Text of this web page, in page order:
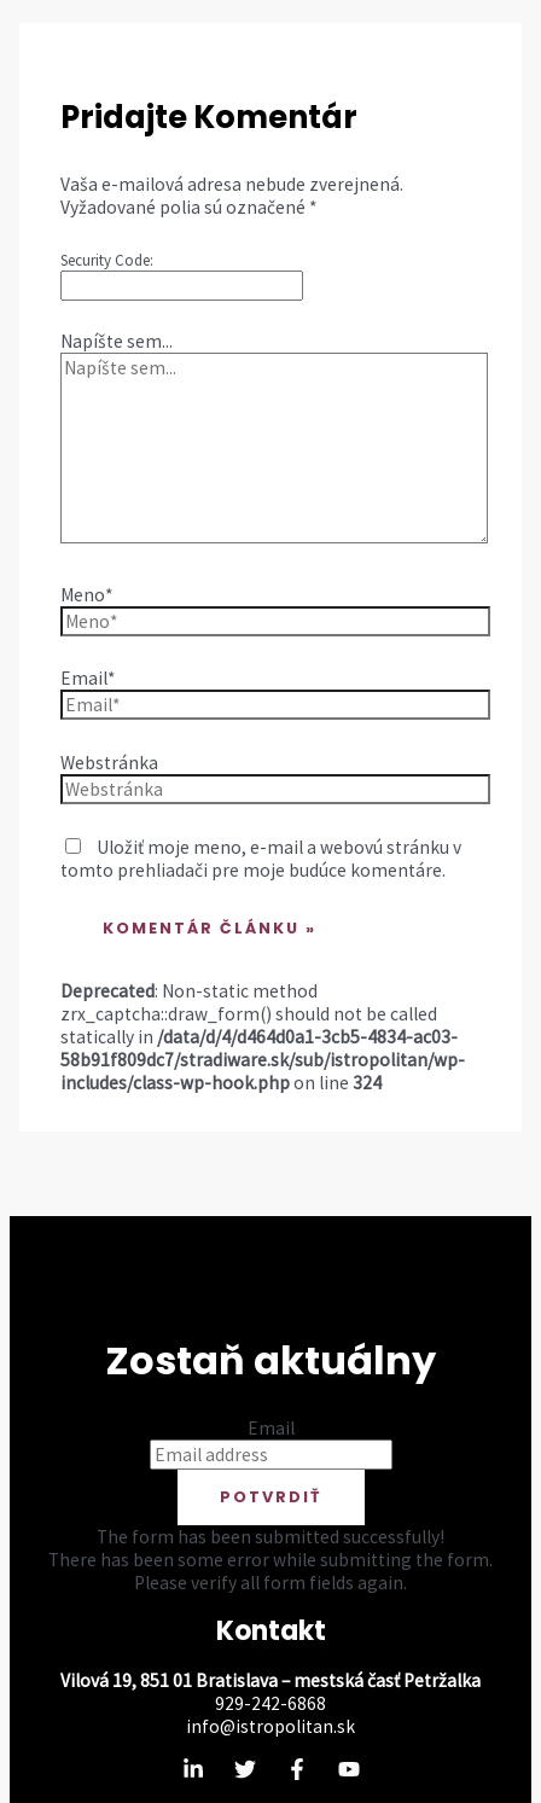
Pridajte Komentár
Vaša e-mailová adresa nebude zverejnená.
Vyžadované polia sú označené *
Security Code:
Napíšte sem...
Meno*
Email*
Webstránka
Uložiť moje meno, e-mail a webovú stránku v
tomto prehliadači pre moje budúce komentáre.
Deprecated: Non-static method
zrx_captcha::draw_form() should not be called
statically in /data/d/4/d464d0a1-3cb5-4834-ac03-
58b91f809dc7/stradiware.sk/sub/istropolitan/wp-
includes/class-wp-hook.phpon line 324
Zostaň aktuálny
Email
POTVRDIŤ
The form has been submitted successfully!
There has been some error while submitting the form.
Please verify all form fields again.
Kontakt
Vilová 19, 851 01 Bratislava – mestská časť Petržalka
929-242-6868
info@istropolitan.sk